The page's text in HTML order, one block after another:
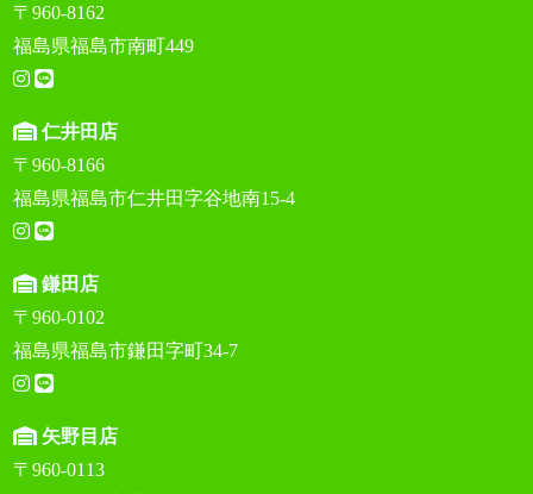
〒960-8162
福島県福島市南町449
仁井田店
〒960-8166
福島県福島市仁井田字谷地南15-4
鎌田店
〒960-0102
福島県福島市鎌田字町34-7
矢野目店
〒960-0113